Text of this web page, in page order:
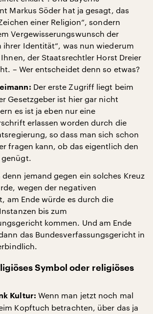
Markus Söder hat ja gesagt, das
einer Religion“, sondern
Vergewisserungswunsch der
ihrer Identität“, was nun wiederum
der Staatsrechtler Horst Dreier
– Wer entscheidet denn so etwas?
Der erste Zugriff liegt beim
Gesetzgeber ist hier gar nicht
es ist ja eben nur eine
erlassen worden durch die
so dass man sich schon
fragen kann, ob das eigentlich den
denn jemand gegen ein solches Kreuz
wegen der negativen
am Ende würde es durch die
bis zum
kommen. Und am Ende
das Bundesverfassungsgericht in
Symbol oder religiöses
Kultur: Wenn man jetzt noch mal
Kopftuch betrachten, über das ja